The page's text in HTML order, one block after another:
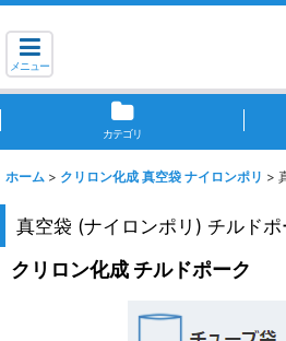
メニュー
カテゴリ
ホーム > クリロン化成 真空袋 ナイロンポリ >
真空袋 (ナイロンポリ) チルドポ
クリロン化成 チルドポーク